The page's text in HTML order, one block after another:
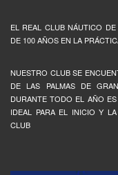
EL REAL CLUB NÁUTICO
DE 100 AÑOS EN LA
NUESTRO CLUB SE
DE LAS PALMAS DE
DURANTE TODO EL AÑO
IDEAL PARA EL INICIO Y
CLUB